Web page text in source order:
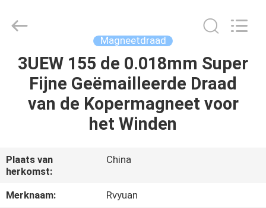
HUIS
PRODUCTEN
ONGEVEER
ONS
Material
Co,.Ltd.
Magneetdraad
3UEW 155 de 0.018mm Super
Fijne Geëmailleerde Draad
van de Kopermagneet voor
het Winden
Plaats van
herkomst:
China
Merknaam:
Rvyuan